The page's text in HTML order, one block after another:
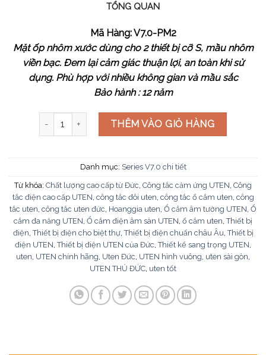
TỔNG QUAN
Mã Hàng: V7.0-PM2
Mặt ốp nhôm xước dùng cho 2 thiết bị cỡ S, mầu nhôm
viền bạc. Đem lại cảm giác thuận lợi, an toàn khi sử
dụng. Phù hợp với nhiều không gian và mầu sắc
Bảo hành : 12 năm
Mặt 2 thiết bị cỡ S viền trắng V7.0-PM2 số lượng
THÊM VÀO GIỎ HÀNG
Danh mục: Series V7.0 chi tiết
Từ khóa: Chất lượng cao cấp từ Đức, Công tắc cảm ứng UTEN, Công
tắc điện cao cấp UTEN, công tắc đôi uten, công tắc ổ cắm uten, công
tắc uten, công tắc uten đức, Hoanggia uten, Ổ cắm âm tường UTEN, Ổ
cắm đa năng UTEN, Ổ cắm điện âm sàn UTEN, ổ cắm uten,Thiết bị
điện,Thiết bị điện cho biệt thự,Thiết bị điện chuẩn châu Âu,Thiết bị
điện UTEN,Thiết bị điện UTEN của Đức,Thiết kế sang trọng UTEN,
uten, UTEN chính hãng, Uten Đức, UTEN hình vuông, uten sài gòn,
UTEN THỦ ĐỨC, uten tốt